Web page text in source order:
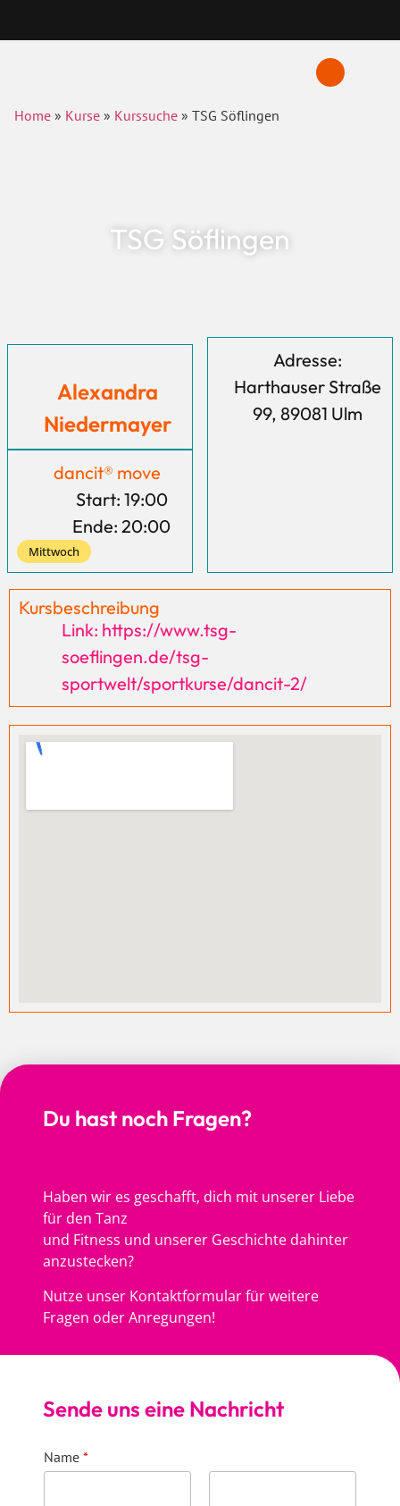
Home » Kurse » Kurssuche » TSG Söflingen
TSG Söflingen
Alexandra
Niedermayer
dancit® move
Start: 19:00
Ende: 20:00
Mittwoch
Adresse:
Harthauser Straße
99, 89081 Ulm
Kursbeschreibung
Link: https://www.tsg-
soeflingen.de/tsg-
sportwelt/sportkurse/dancit-2/
Du hast noch Fragen?
Haben wir es geschafft, dich mit unserer Liebe
für den Tanz
und Fitness und unserer Geschichte dahinter
anzustecken?
Nutze unser Kontaktformular für weitere
Fragen oder Anregungen!
Sende uns eine Nachricht
Name *